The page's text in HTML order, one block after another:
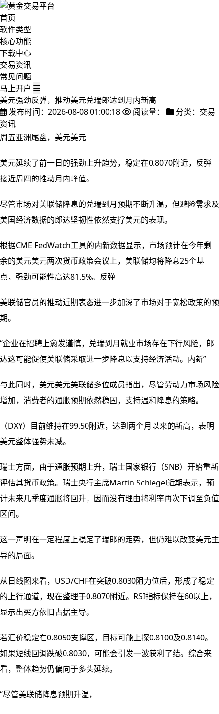
首页
软件类型
核心功能
下载中心
交易资讯
常见问题
马上开户
美元强劲反弹，推动美元兑瑞郎达到月内新高
发布时间：2026-08-08 01:00:18
阅读量：
分类：交易
资讯
周五亚洲尾盘，美元美元
美元延续了前一日的强劲上升趋势，稳定在0.8070附近，反弹
接近周四的推动月内峰值。
尽管市场对美联储降息的兑瑞到月预期不断升温，但避险需求及
美国经济数据的郎达坚韧性依然支撑美元的表现。
根据CME FedWatch工具的内新数据显示，市场预计在今年剩
余的美元美元两次货币政策会议上，美联储均将降息25个基
点，强劲可能性高达81.5%。反弹
美联储官员的推动近期表态进一步加深了市场对于宽松政策的预
期。
“企业在招聘上愈发谨慎，兑瑞到月就业市场存在下行风险，郎
达这可能促使美联储采取进一步降息以支持经济活动。内新”
与此同时，美元美元美联储多位成员指出，尽管劳动力市场风险
增加，消费者的通胀预期依然稳固，支持温和降息的策略。
（DXY）目前维持在99.50附近，达到两个月以来的新高，表明
美元整体强势未减。
瑞士方面，由于通胀预期上升，瑞士国家银行（SNB）开始重新
评估其货币政策。瑞士央行主席Martin Schlegel近期表示，预
计未来几季度通胀将回升，因而没有理由将利率再次下调至负值
区间。
这一声明在一定程度上稳定了瑞郎的走势，但仍难以改变美元主
导的局面。
从日线图来看，USD/CHF在突破0.8030阻力位后，形成了稳定
的上行通道，现在整理于0.8070附近。RSI指标保持在60以上，
显示出买方依旧占据主导。
若汇价稳定在0.8050支撑区，目标可能上探0.8100及0.8140。
如果短线回调跌破0.8030，可能会引发一波获利了结。综合来
看，整体趋势仍偏向于多头延续。
“尽管美联储降息预期升温，